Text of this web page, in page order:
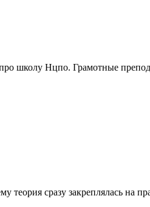
про школу Нцпо. Грамотные
теория сразу закреплялась на